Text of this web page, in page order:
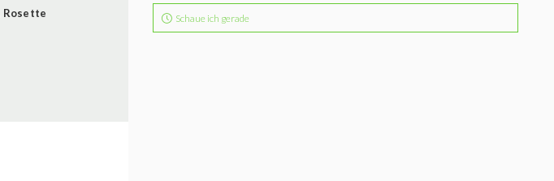
Rosette Schaue ich gerade